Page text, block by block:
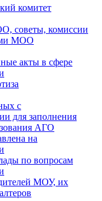
комитет
советы, комиссии
МОО
акты в сфере
с
для заполнения
АГО
на
по вопросам
МОУ, их